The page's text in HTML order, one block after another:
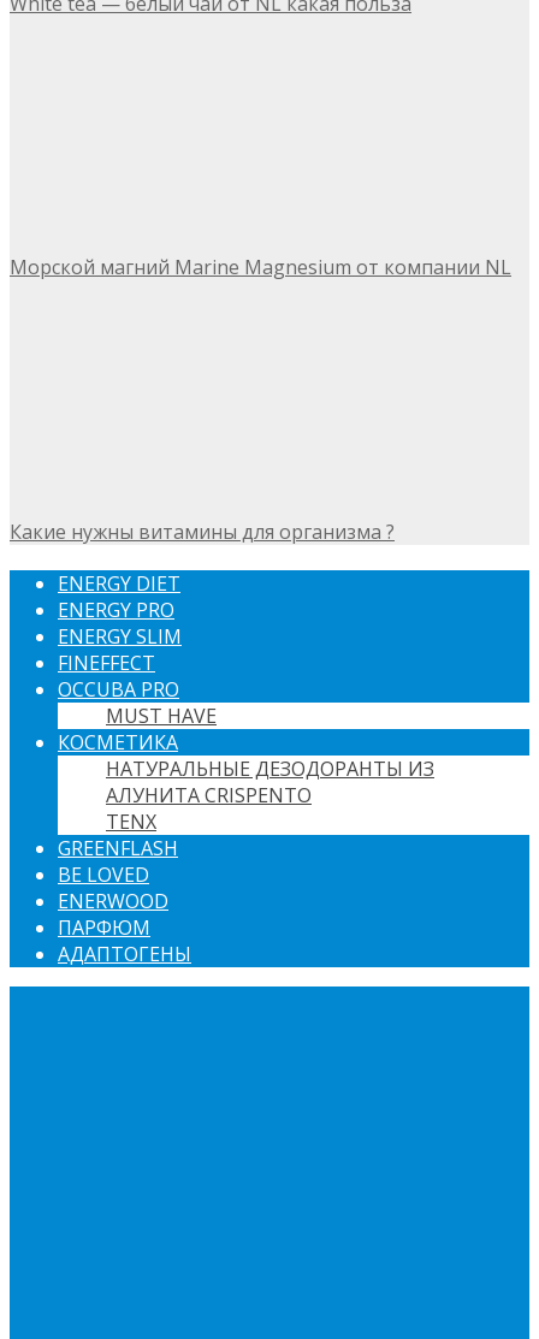
Морской магний Marine Magnesium от компании NL
Какие нужны витамины для организма ?
ENERGY DIET
ENERGY PRO
ENERGY SLIM
FINEFFECT
OCCUBA PRO
MUST HAVE
КОСМЕТИКА
НАТУРАЛЬНЫЕ ДЕЗОДОРАНТЫ ИЗ
АЛУНИТА CRISPENTO
TENX
GREENFLASH
BE LOVED
ENERWOOD
ПАРФЮМ
АДАПТОГЕНЫ